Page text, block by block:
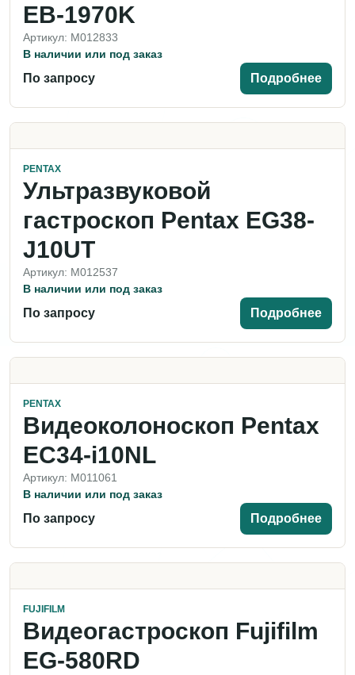
EB-1970K
Артикул: M012833
В наличии или под заказ
По запросу Подробнее
PENTAX
Ультразвуковой
гастроскоп Pentax EG38-
J10UT
Артикул: M012537
В наличии или под заказ
По запросу Подробнее
PENTAX
Видеоколоноскоп Pentax
EC34-i10NL
Артикул: M011061
В наличии или под заказ
По запросу Подробнее
FUJIFILM
Видеогастроскоп Fujifilm
EG-580RD